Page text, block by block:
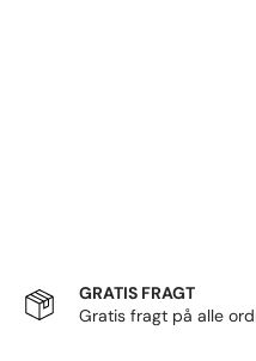
GRATIS FRAGT
Gratis fragt på alle